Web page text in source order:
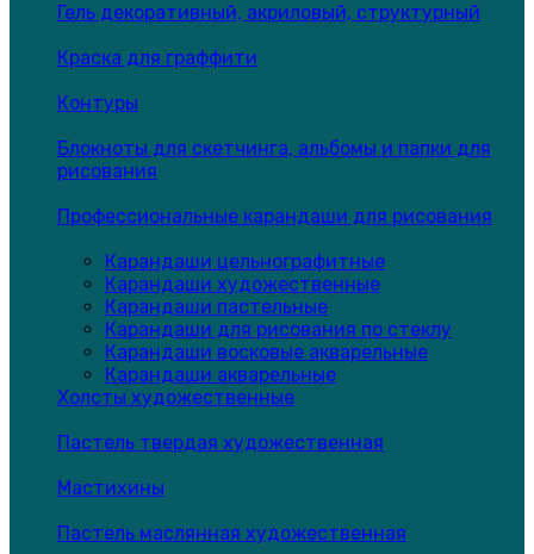
Гель декоративный, акриловый, структурный
Краска для граффити
Контуры
Блокноты для скетчинга, альбомы и папки для
рисования
Профессиональные карандаши для рисования
Карандаши цельнографитные
Карандаши художественные
Карандаши пастельные
Карандаши для рисования по стеклу
Карандаши восковые акварельные
Карандаши акварельные
Холсты художественные
Пастель твердая художественная
Мастихины
Пастель маслянная художественная